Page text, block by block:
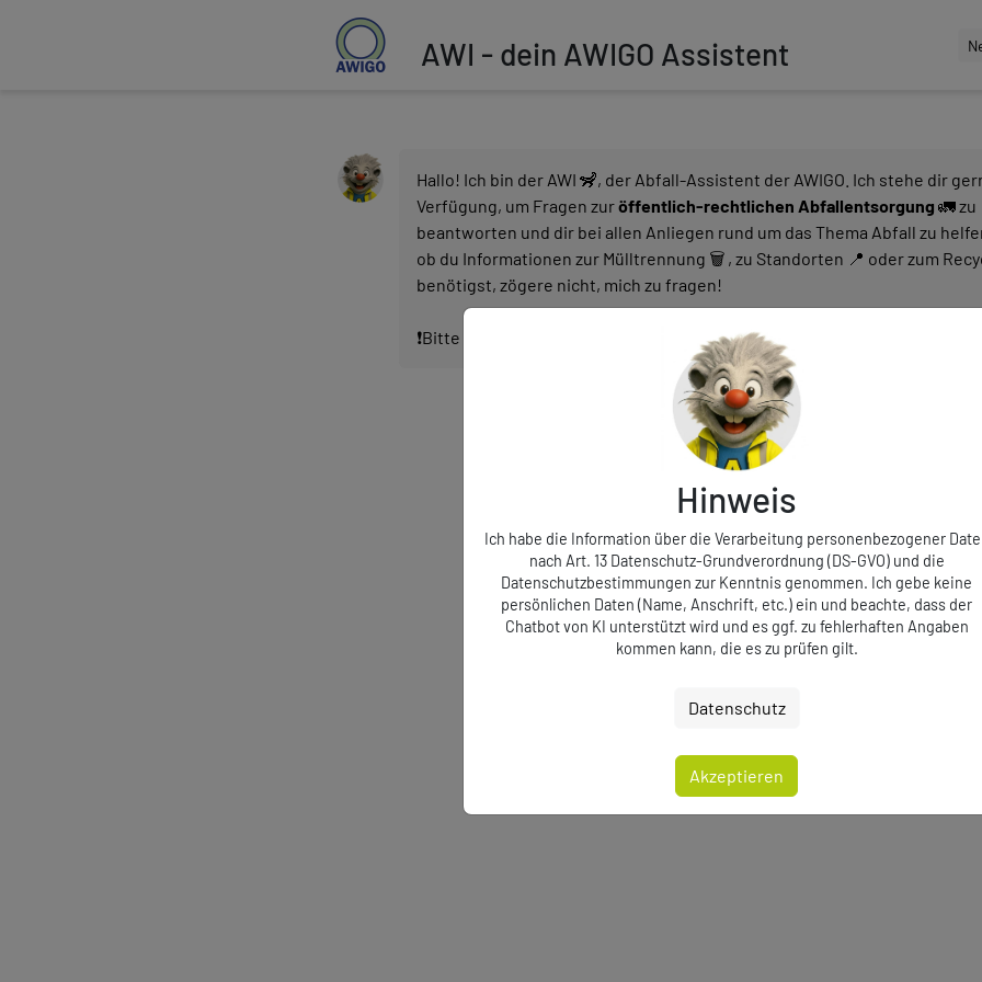
AWI - dein AWIGO Assistent
Hallo! Ich bin der AWI 🦨, der Abfall-Assistent der AWIGO. Ich stehe dir
Verfügung, um Fragen zuröffentlich-rechtlichen Abfallentsorgung 🚛 zu
beantworten und dir bei allen Anliegen rund um das Thema Abfall zu
ob du Informationen zur Mülltrennung 🗑️ , zu Standorten 📍 oder zum
benötigst, zögere nicht, mich zu fragen!
❗️Bitte gib (Name, Anschrift, etc.) ein.
Hinweis
Ich habe die Information über die Verarbeitung personenbezogener
nach Art. 13 Datenschutz-Grundverordnung (DS-GVO) und die
Datenschutzbestimmungen zur Kenntnis genommen. Ich gebe keine
persönlichen Daten (Name, Anschrift, etc.) ein und beachte, dass der
Chatbot von KI unterstützt wird und es ggf. zu fehlerhaften Angaben
kommen kann, die es zu prüfen gilt.
Datenschutz
Akzeptieren